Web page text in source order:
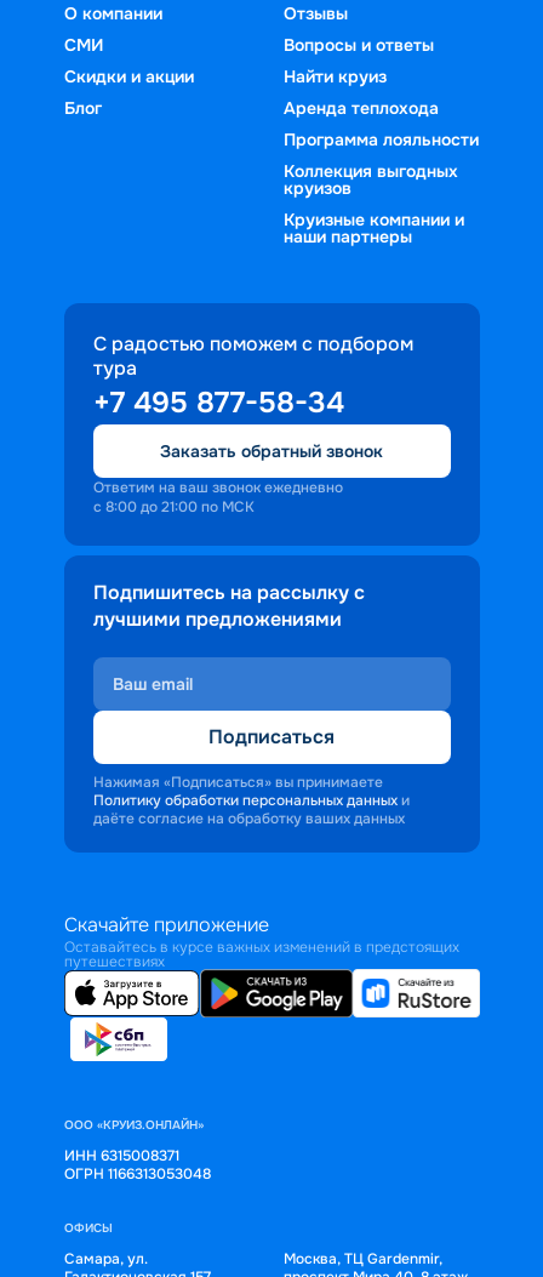
О компании
СМИ
Скидки и акции
Блог
Отзывы
Вопросы и ответы
Найти круиз
Аренда теплохода
Программа лояльности
Коллекция выгодных
круизов
Круизные компании и
наши партнеры
С радостью поможем с подбором
тура
+7 495 877-58-34
Заказать обратный звонок
Ответим на ваш звонок ежедневно
с 8:00 до 21:00 по МСК
Подпишитесь на рассылку с
лучшими предложениями
Подписаться
Нажимая «Подписаться» вы принимаете
Политику обработки персональных данных и
даёте согласие на обработку ваших данных
Скачайте приложение
Оставайтесь в курсе важных изменений в предстоящих
путешествиях
ООО «КРУИЗ.ОНЛАЙН»
ИНН 6315008371
ОГРН 1166313053048
ОФИСЫ
Самара, ул.
Москва, ТЦ Gardenmir,